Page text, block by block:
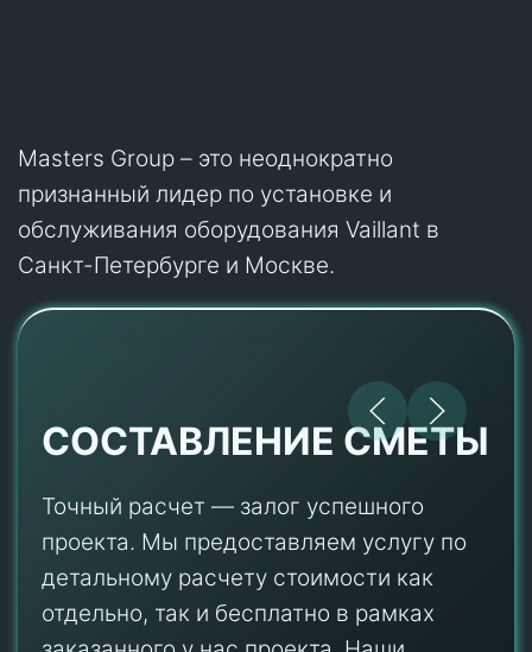
Masters Group – это неоднократно
признанный лидер по установке и
обслуживания оборудования Vaillant в
Санкт-Петербурге и Москве.
СОСТАВЛЕНИЕ СМЕТЫ
Точный расчет — залог успешного
проекта. Мы предоставляем услугу по
детальному расчету стоимости как
отдельно, так и бесплатно в рамках